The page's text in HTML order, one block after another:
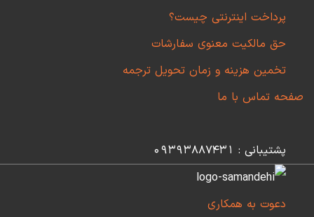
پرداخت اینترنتی چیست؟
حق مالکیت معنوی سفارشات
تخمین هزینه و زمان تحویل ترجمه
صفحه تماس با ما
پشتیبانی : 09393887431
دعوت به همکاری